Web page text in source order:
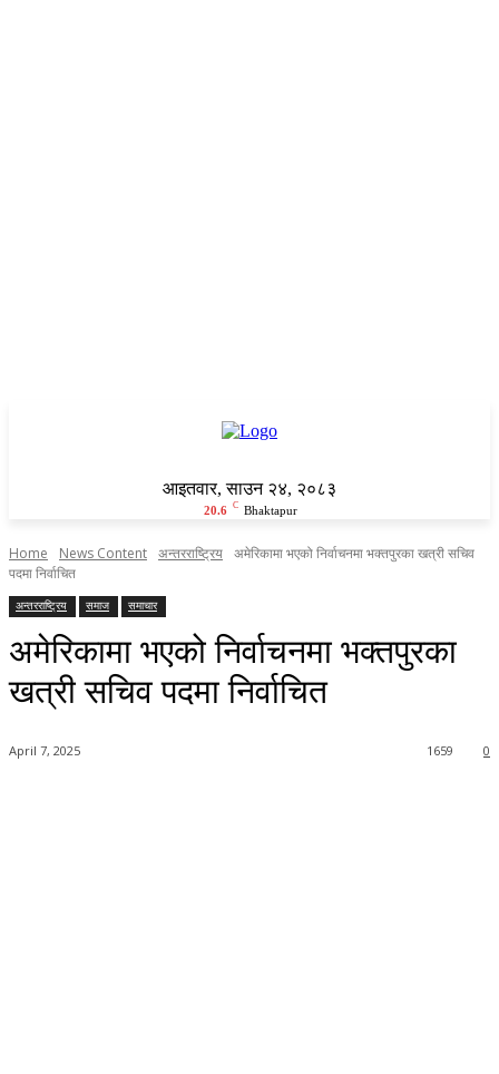
आइतवार, साउन २४, २०८३
20.6 C Bhaktapur
Home News Content अन्तरराष्ट्रिय अमेरिकामा भएको निर्वाचनमा भक्तपुरका खत्री सचिव
पदमा निर्वाचित
अन्तरराष्ट्रिय समाज समाचार
अमेरिकामा भएको निर्वाचनमा भक्तपुरका
खत्री सचिव पदमा निर्वाचित
April 7, 2025 0
1659